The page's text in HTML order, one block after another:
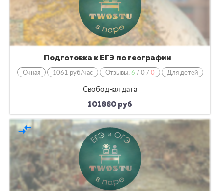
Подготовка к ЕГЭ по географии
Очная
1061 руб/час Отзывы:6 /0 /0 Для детей
Свободная дата
101880 руб
compare_arrows